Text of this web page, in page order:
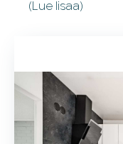
(Lue lisaa)